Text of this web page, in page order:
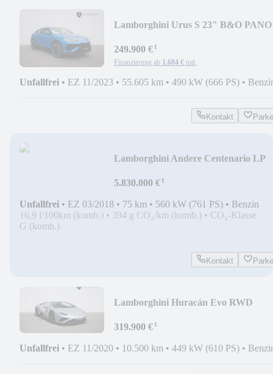
Lamborghini Urus S 23" B&O PANO
ASSI
249.900 €¹
Finanzierung ab 1.684 € mtl.
Unfallfrei • EZ 11/2023 • 55.605 km • 490 kW (666 PS) •
Kontakt
Lamborghini Andere Centenario LP
5.830.000 €¹
Unfallfrei • EZ 03/2018 • 75 km • 560 kW (761 PS) • Benzin
16,9 l/100km (komb.) • 394 g CO₂/km (komb.) • CO₂-Klasse
G (komb.)
Kontakt
Lamborghini Huracán Evo RWD
SENSONUM AM
319.900 €¹
Unfallfrei • EZ 11/2020 • 10.500 km • 449 kW (610 PS) •